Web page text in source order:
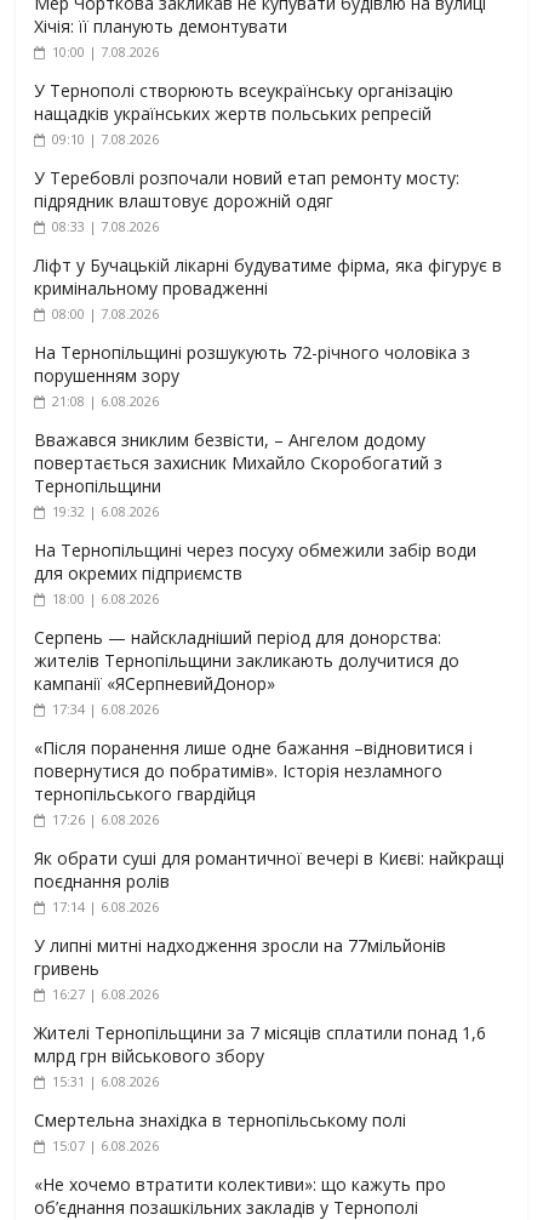
Хічія: її планують демонтувати
10:00 | 7.08.2026
У Тернополі створюють всеукраїнську організацію
нащадків українських жертв польських репресій
09:10 | 7.08.2026
У Теребовлі розпочали новий етап ремонту мосту:
підрядник влаштовує дорожній одяг
08:33 | 7.08.2026
Ліфт у Бучацькій лікарні будуватиме фірма, яка фігурує в
кримінальному провадженні
08:00 | 7.08.2026
На Тернопільщині розшукують 72-річного чоловіка з
порушенням зору
21:08 | 6.08.2026
Вважався зниклим безвісти, – Ангелом додому
повертається захисник Михайло Скоробогатий з
Тернопільщини
19:32 | 6.08.2026
На Тернопільщині через посуху обмежили забір води
для окремих підприємств
18:00 | 6.08.2026
Серпень — найскладніший період для донорства:
жителів Тернопільщини закликають долучитися до
кампанії «ЯСерпневийДонор»
17:34 | 6.08.2026
«Після поранення лише одне бажання –відновитися і
повернутися до побратимів». Історія незламного
тернопільського гвардійця
17:26 | 6.08.2026
Як обрати суші для романтичної вечері в Києві: найкращі
поєднання ролів
17:14 | 6.08.2026
У липні митні надходження зросли на 77мільйонів
гривень
16:27 | 6.08.2026
Жителі Тернопільщини за 7 місяців сплатили понад 1,6
млрд грн військового збору
15:31 | 6.08.2026
Смертельна знахідка в тернопільському полі
15:07 | 6.08.2026
«Не хочемо втратити колективи»: що кажуть про
об’єднання позашкільних закладів у Тернополі